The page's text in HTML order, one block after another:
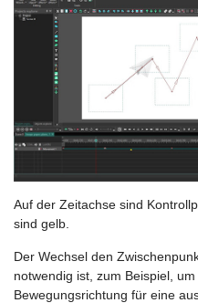
Auf der Zeitachse sind
sind gelb.
Der Wechsel den
notwendig ist, zum Beispiel,
Bewegungsrichtung für eine